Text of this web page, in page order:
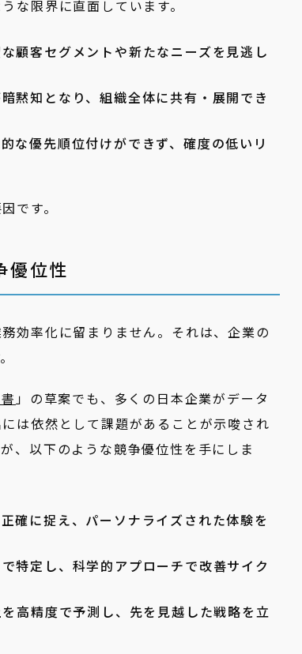
な限界に直面しています。
顧客セグメントや新たなニーズを見逃し
黙知となり、組織全体に共有・展開でき
な優先順位付けができず、確度の低いリ
です。
優位性
効率化に留まりません。それは、企業の
」の草案でも、多くの日本企業がデータ
は依然として課題があることが示唆され
、以下のような競争優位性を手にしま
確に捉え、パーソナライズされた体験を
特定し、科学的アプローチで改善サイク
高精度で予測し、先を見越した戦略を立